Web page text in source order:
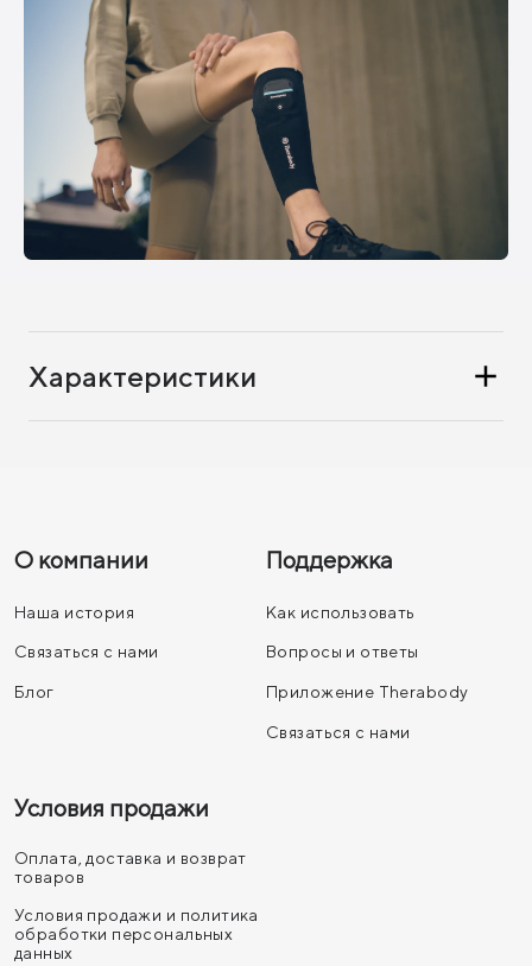
Характеристики
О компании
Наша история
Связаться с нами
Блог
Поддержка
Как использовать
Вопросы и ответы
Приложение Therabody
Связаться с нами
Условия продажи
Оплата, доставка и возврат
товаров
Условия продажи и политика
обработки персональных
данных